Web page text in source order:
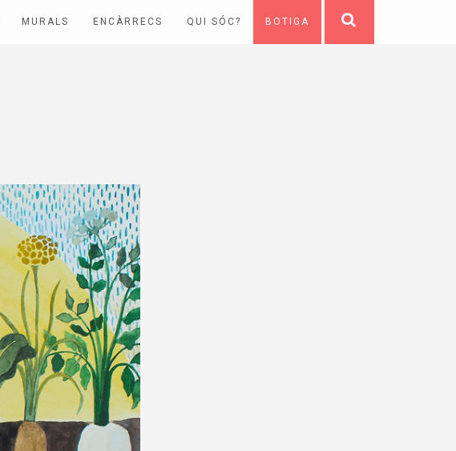
MURALS ENCÀRRECS QUI SÓC? BOTIGA